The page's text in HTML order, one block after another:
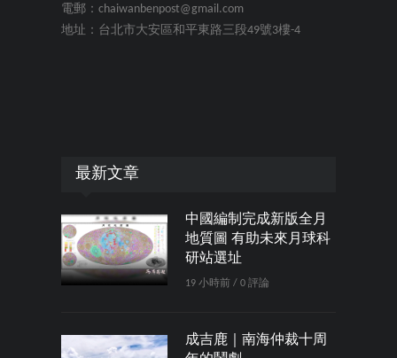
電郵：chaiwanbenpost@gmail.com
地址：台北市大安區和平東路三段49號3樓-4
最新文章
中國編制完成新版全月
地質圖 有助未來月球科
研站選址
19 小時前 / 0 評論
成吉鹿｜南海仲裁十周